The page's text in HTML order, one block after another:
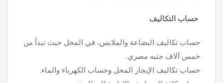
حساب التكاليف
حساب تكاليف البضاعة والملابس، في المحل حيث تبدأ من
خمس آلاف جنيه مصري.
حساب تكاليف الإيجار المحل وحساب الكهرباء والماء.